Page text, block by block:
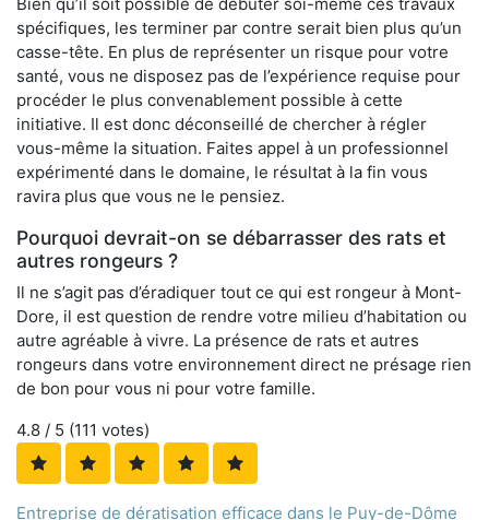
Bien qu’il soit possible de débuter soi-même ces travaux
spécifiques, les terminer par contre serait bien plus qu’un
casse-tête. En plus de représenter un risque pour votre
santé, vous ne disposez pas de l’expérience requise pour
procéder le plus convenablement possible à cette
initiative. Il est donc déconseillé de chercher à régler
vous-même la situation. Faites appel à un professionnel
expérimenté dans le domaine, le résultat à la fin vous
ravira plus que vous ne le pensiez.
Pourquoi devrait-on se débarrasser des rats et
autres rongeurs ?
Il ne s’agit pas d’éradiquer tout ce qui est rongeur à Mont-
Dore, il est question de rendre votre milieu d’habitation ou
autre agréable à vivre. La présence de rats et autres
rongeurs dans votre environnement direct ne présage rien
de bon pour vous ni pour votre famille.
4.8 / 5 (111 votes)
Entreprise de dératisation efficace dans le Puy-de-Dôme